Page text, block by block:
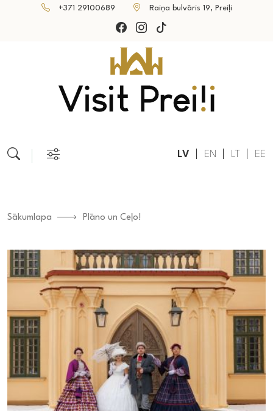
+371 29100689 Raiņa bulvāris 19, Preiļi
LV EN LT EE
Sākumlapa Plāno un Ceļo!